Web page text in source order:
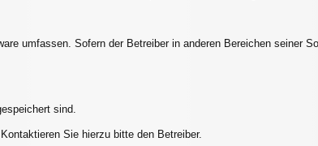
umfassen. Sofern der Betreiber in anderen Bereichen seiner
sind.
Sie hierzu bitte den Betreiber.